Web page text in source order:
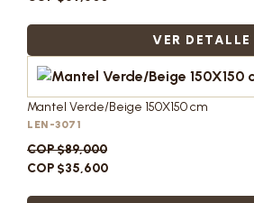
VER DETALLE
Mantel Verde/Beige 150X150 cm
LEN-3071
COP $89,000
COP $35,600